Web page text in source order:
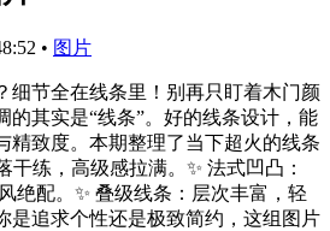
• 图片
细节全在线条里！别再只盯着木门颜
的其实是“线条”。好的线条设计，能
精致度。本期整理了当下超火的线条
干练，高级感拉满。✨ 法式凹凸：
绝配。✨ 叠级线条：层次丰富，轻
是追求个性还是极致简约，这组图片